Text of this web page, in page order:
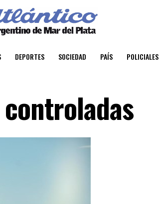
DEPORTES SOCIEDAD PAÍS POLICIALES